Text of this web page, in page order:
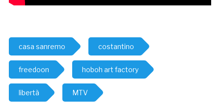
casa sanremo costantino
freedoon hoboh art factory
libertà MTV